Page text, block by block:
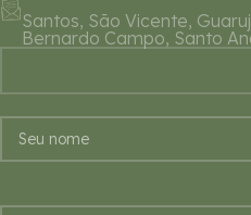
Santos, São Vicente,
Bernardo Campo, Santo